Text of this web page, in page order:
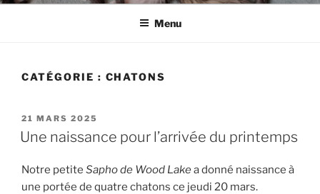
Menu
CATÉGORIE : CHATONS
PUBLIÉ
LE
21 MARS 2025
Une naissance pour l’arrivée du printemps
Notre petite Sapho de Wood Lakea donné naissance à
une portée de quatre chatons ce jeudi 20 mars.